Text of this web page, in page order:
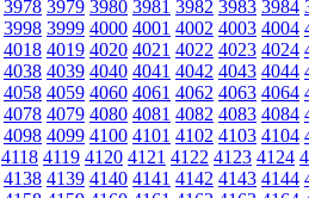
3978 3979 3980 3981 3982 3983 3984
3998 3999 4000 4001 4002 4003 4004
4018 4019 4020 4021 4022 4023 4024
4038 4039 4040 4041 4042 4043 4044
4058 4059 4060 4061 4062 4063 4064
4078 4079 4080 4081 4082 4083 4084
4098 4099 4100 4101 4102 4103 4104
4118 4119 4120 4121 4122 4123 4124
4138 4139 4140 4141 4142 4143 4144